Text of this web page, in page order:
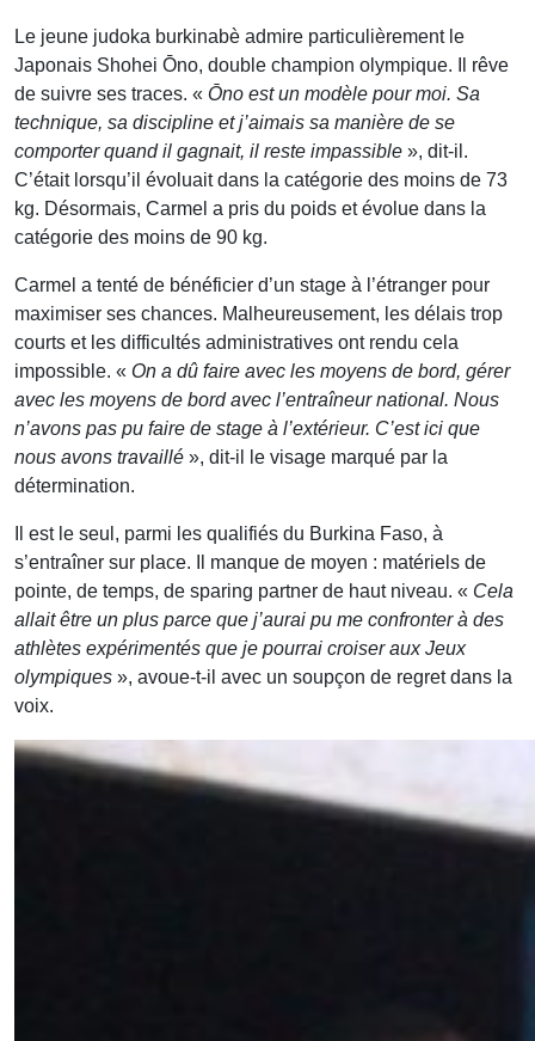
Le jeune judoka burkinabè admire particulièrement le
Japonais Shohei Ōno, double champion olympique. Il rêve
de suivre ses traces. « Ōno est un modèle pour moi. Sa
technique, sa discipline et j’aimais sa manière de se
comporter quand il gagnait, il reste impassible », dit-il.
C’était lorsqu’il évoluait dans la catégorie des moins de 73
kg. Désormais, Carmel a pris du poids et évolue dans la
catégorie des moins de 90 kg.
Carmel a tenté de bénéficier d’un stage à l’étranger pour
maximiser ses chances. Malheureusement, les délais trop
courts et les difficultés administratives ont rendu cela
impossible. « On a dû faire avec les moyens de bord, gérer
avec les moyens de bord avec l’entraîneur national. Nous
n’avons pas pu faire de stage à l’extérieur. C’est ici que
nous avons travaillé », dit-il le visage marqué par la
détermination.
Il est le seul, parmi les qualifiés du Burkina Faso, à
s’entraîner sur place. Il manque de moyen : matériels de
pointe, de temps, de sparing partner de haut niveau. « Cela
allait être un plus parce que j’aurai pu me confronter à des
athlètes expérimentés que je pourrai croiser aux Jeux
olympiques », avoue-t-il avec un soupçon de regret dans la
voix.